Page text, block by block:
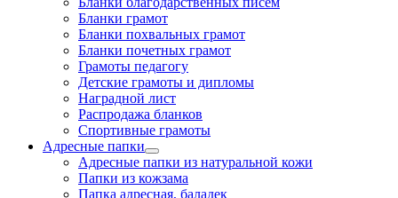
Бланки грамот
Бланки похвальных грамот
Бланки почетных грамот
Грамоты педагогу
Детские грамоты и дипломы
Наградной лист
Распродажа бланков
Спортивные грамоты
Адресные папки
Адресные папки из натуральной кожи
Папки из кожзама
Папка адресная, баладек